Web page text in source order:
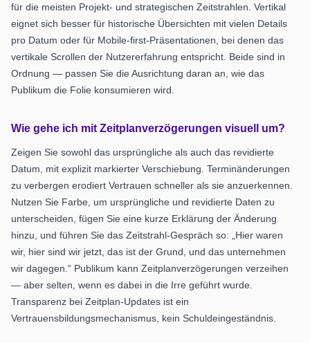
für die meisten Projekt- und strategischen Zeitstrahlen. Vertikal
eignet sich besser für historische Übersichten mit vielen Details
pro Datum oder für Mobile-first-Präsentationen, bei denen das
vertikale Scrollen der Nutzererfahrung entspricht. Beide sind in
Ordnung — passen Sie die Ausrichtung daran an, wie das
Publikum die Folie konsumieren wird.
Wie gehe ich mit Zeitplanverzögerungen visuell um?
Zeigen Sie sowohl das ursprüngliche als auch das revidierte
Datum, mit explizit markierter Verschiebung. Terminänderungen
zu verbergen erodiert Vertrauen schneller als sie anzuerkennen.
Nutzen Sie Farbe, um ursprüngliche und revidierte Daten zu
unterscheiden, fügen Sie eine kurze Erklärung der Änderung
hinzu, und führen Sie das Zeitstrahl-Gespräch so: „Hier waren
wir, hier sind wir jetzt, das ist der Grund, und das unternehmen
wir dagegen.“ Publikum kann Zeitplanverzögerungen verzeihen
— aber selten, wenn es dabei in die Irre geführt wurde.
Transparenz bei Zeitplan-Updates ist ein
Vertrauensbildungsmechanismus, kein Schuldeingeständnis.